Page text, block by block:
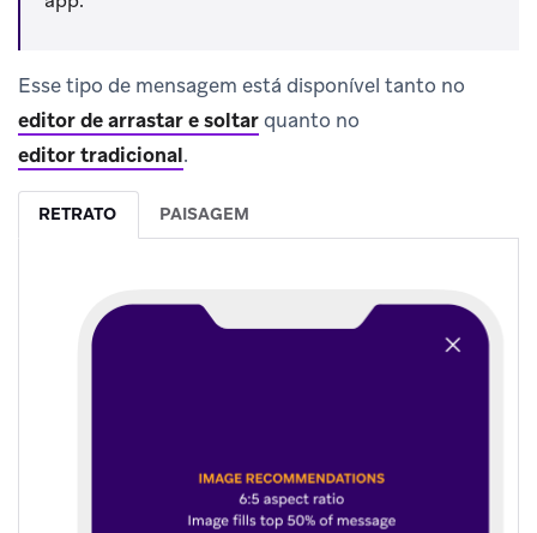
Esse tipo de mensagem está disponível tanto no
editor de arrastar e soltarquanto no
editor tradicional.
RETRATO PAISAGEM